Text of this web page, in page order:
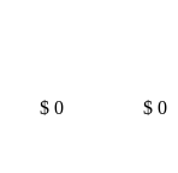
$ 0 $ 0